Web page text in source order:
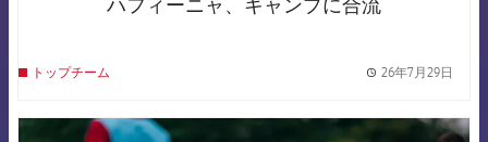
トップチーム 26年7月29日
FCB Barcelona badge